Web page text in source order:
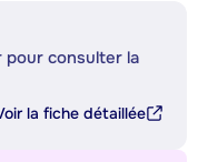
pour consulter la
la fiche détaillée